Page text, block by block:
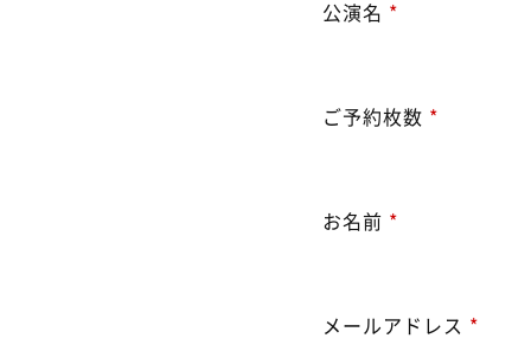
公演名 *
ご予約枚数 *
お名前 *
メールアドレス *